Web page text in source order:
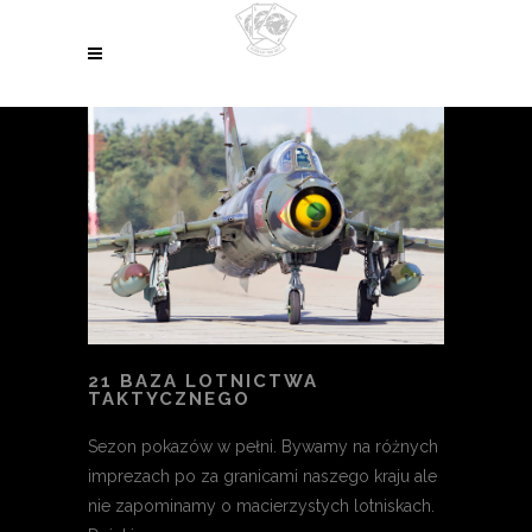
21 BAZA LOTNICTWA
TAKTYCZNEGO
Sezon pokazów w pełni. Bywamy na różnych
imprezach po za granicami naszego kraju ale
nie zapominamy o macierzystych lotniskach.